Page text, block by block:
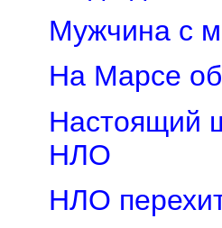
Мужчина с
На Марсе
Настоящий
НЛО
НЛО